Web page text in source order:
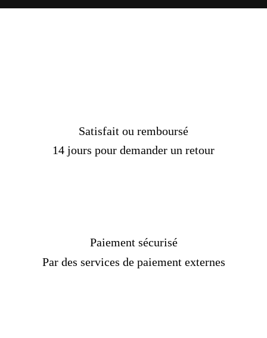
Satisfait ou remboursé
14 jours pour demander un retour
Paiement sécurisé
Par des services de paiement externes